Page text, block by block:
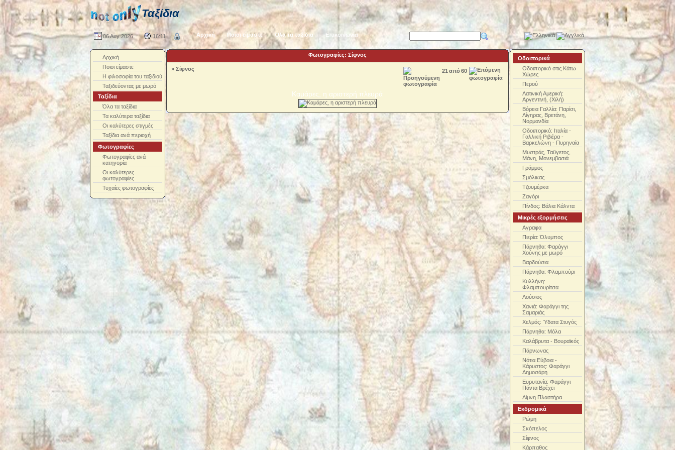
Ταξίδια
06 Αυγ 2026 16:11 Αρχική Ποιοι είμαστε Όλα τα ταξίδια Επικοινωνία
Αρχική
Ποιοι είμαστε
Η φιλοσοφία του ταξιδιού
Ταξιδεύοντας με μωρό
Ταξίδια
Όλα τα ταξίδια
Τα καλύτερα ταξίδια
Οι καλύτερες στιγμές
Ταξίδια ανά περιοχή
Φωτογραφίες
Φωτογραφίες ανά
κατηγορία
Οι καλύτερες
φωτογραφίες
Τυχαίες φωτογραφίες
Φωτογραφίες: Σίφνος
» Σίφνος 21 από60
Καμάρες, η αριστερή πλευρά
Οδοιπορικά
Οδοιπορικό στις Κάτω
Χώρες
Περού
Λατινική Αμερική:
Αργεντινή, (Χιλή)
Βόρεια Γαλλία: Παρίσι,
Λίγηρας, Βρετάνη,
Νορμανδία
Οδοιπορικό: Ιταλία -
Γαλλική Ριβιέρα -
Βαρκελώνη - Πυρηναία
Μυστράς, Ταϋγετος,
Μάνη, Μονεμβασιά
Γράμμος
Σμόλικας
Τζουμέρκα
Ζαγόρι
Πίνδος: Βάλια Κάλντα
Μικρές εξορμήσεις
Αγραφα
Πιερία: Όλυμπος
Πάρνηθα: Φαράγγι
Χούνης με μωρό
Βαρδούσια
Πάρνηθα: Φλαμπούρι
Κυλλήνη:
Φλαμπουρίτσα
Λούσιος
Χανιά: Φαράγγι της
Σαμαριάς
Χελμός: Ύδατα Στυγός
Πάρνηθα: Μόλα
Καλάβρυτα - Βουραϊκός
Πάρνωνας
Νότια Εύβοια -
Κάρυστος: Φαράγγι
Δημοσάρη
Ευρυτανία: Φαράγγι
Πάντα Βρέχει
Λίμνη Πλαστήρα
Εκδρομικά
Ρώμη
Σκόπελος
Σίφνος
Κάρπαθος